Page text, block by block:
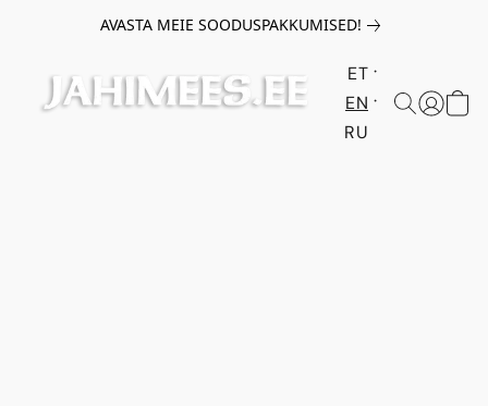
AVASTA MEIE SOODUSPAKKUMISED!
ET
EN
RU